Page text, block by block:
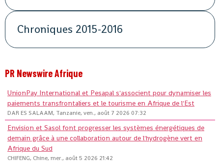
Chroniques 2015-2016
PR Newswire Afrique
UnionPay International et Pesapal s'associent pour dynamiser les
paiements transfrontaliers et le tourisme en Afrique de l'Est
DAR ES SALAAM, Tanzanie, ven., août 7 2026 07:32
Envision et Sasol font progresser les systèmes énergétiques de
demain grâce à une collaboration autour de l'hydrogène vert en
Afrique du Sud
CHIFENG, Chine, mer., août 5 2026 21:42